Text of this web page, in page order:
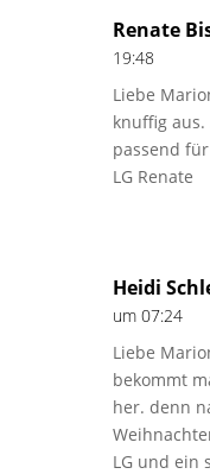
Renate
19:48
Liebe
knuffig aus.
passend
LG Renate
Heidi
um 07:24
Liebe
bekommt
her. denn
LG und ein